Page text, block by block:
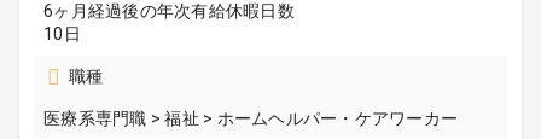
6ヶ月経過後の年次有給休暇日数
10日
職種
医療系専門職 > 福祉 > ホームヘルパー・ケアワーカー